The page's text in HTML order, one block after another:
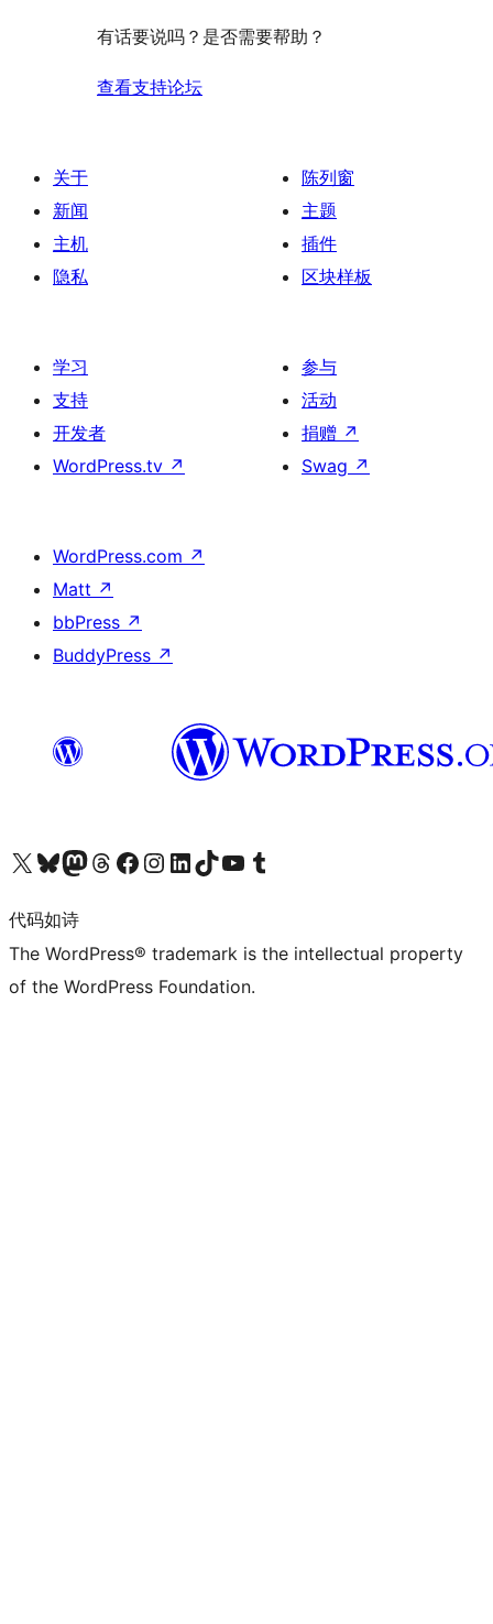
有话要说吗？是否需要帮助？
查看支持论坛
关于
新闻
主机
隐私
陈列窗
主题
插件
区块样板
学习
支持
开发者
WordPress.tv ↗
参与
活动
捐赠 ↗
Swag ↗
WordPress.com ↗
Matt ↗
bbPress ↗
BuddyPress ↗
关注我们的 X（原 Twitter）账号访问我们的 Bluesky 账号关注我们的 Mastodon 账号访问我们的 Threads 账号 访问我们的 Facebook 公共主页关注我们的 Instagram 账号 关注我们的 LinkedIn 主页访问我们的 TikTok 账号访问我们的 YouTube 频道 访问我们的 Tumblr 账号
代码如诗
The WordPress® trademark is the intellectual property
of the WordPress Foundation.